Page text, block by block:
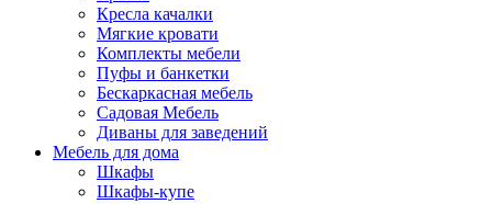
Кресла качалки
Мягкие кровати
Комплекты мебели
Пуфы и банкетки
Бескаркасная мебель
Садовая Мебель
Диваны для заведений
Мебель для дома
Шкафы
Шкафы-купе